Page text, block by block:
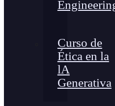
Curso de
Ética en la
lA
Generativa